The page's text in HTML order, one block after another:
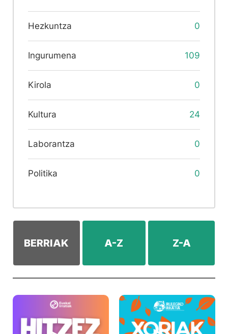
Hezkuntza 0
Ingurumena 109
Kirola 0
Kultura 24
Laborantza 0
Politika 0
BERRIAK A-Z Z-A